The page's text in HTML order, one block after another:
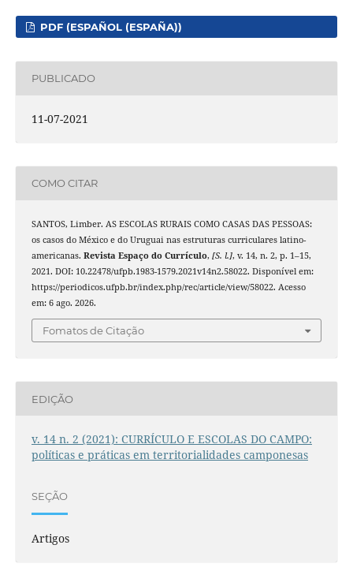
PDF (ESPAÑOL (ESPAÑA))
PUBLICADO
11-07-2021
COMO CITAR
SANTOS, Limber. AS ESCOLAS RURAIS COMO CASAS DAS PESSOAS:
os casos do México e do Uruguai nas estruturas curriculares latino-
americanas. Revista Espaço do Currículo, [S. l.], v. 14, n. 2, p. 1–15,
2021. DOI: 10.22478/ufpb.1983-1579.2021v14n2.58022. Disponível em:
https://periodicos.ufpb.br/index.php/rec/article/view/58022. Acesso
em: 6 ago. 2026.
Fomatos de Citação
EDIÇÃO
v. 14 n. 2 (2021): CURRÍCULO E ESCOLAS DO CAMPO:
políticas e práticas em territorialidades camponesas
SEÇÃO
Artigos